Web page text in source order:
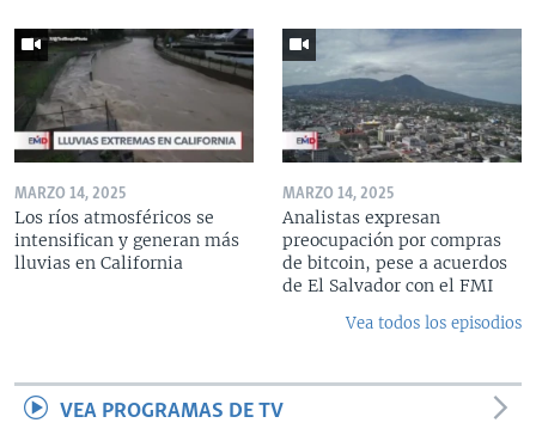
MARZO 14, 2025
Los ríos atmosféricos se
intensifican y generan más
lluvias en California
MARZO 14, 2025
Analistas expresan
preocupación por compras
de bitcoin, pese a acuerdos
de El Salvador con el FMI
Vea todos los episodios
VEA PROGRAMAS DE TV